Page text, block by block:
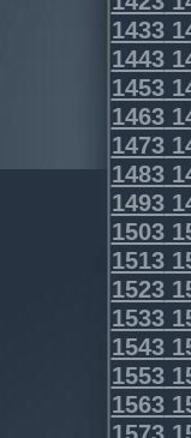
1433
1443
1453
1463
1473
1483
1493
1503
1513
1523
1533
1543
1553
1563